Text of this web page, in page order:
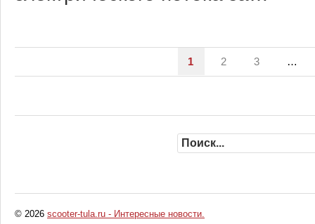
1 2 3 …
© 2026 scooter-tula.ru - Интересные новости.